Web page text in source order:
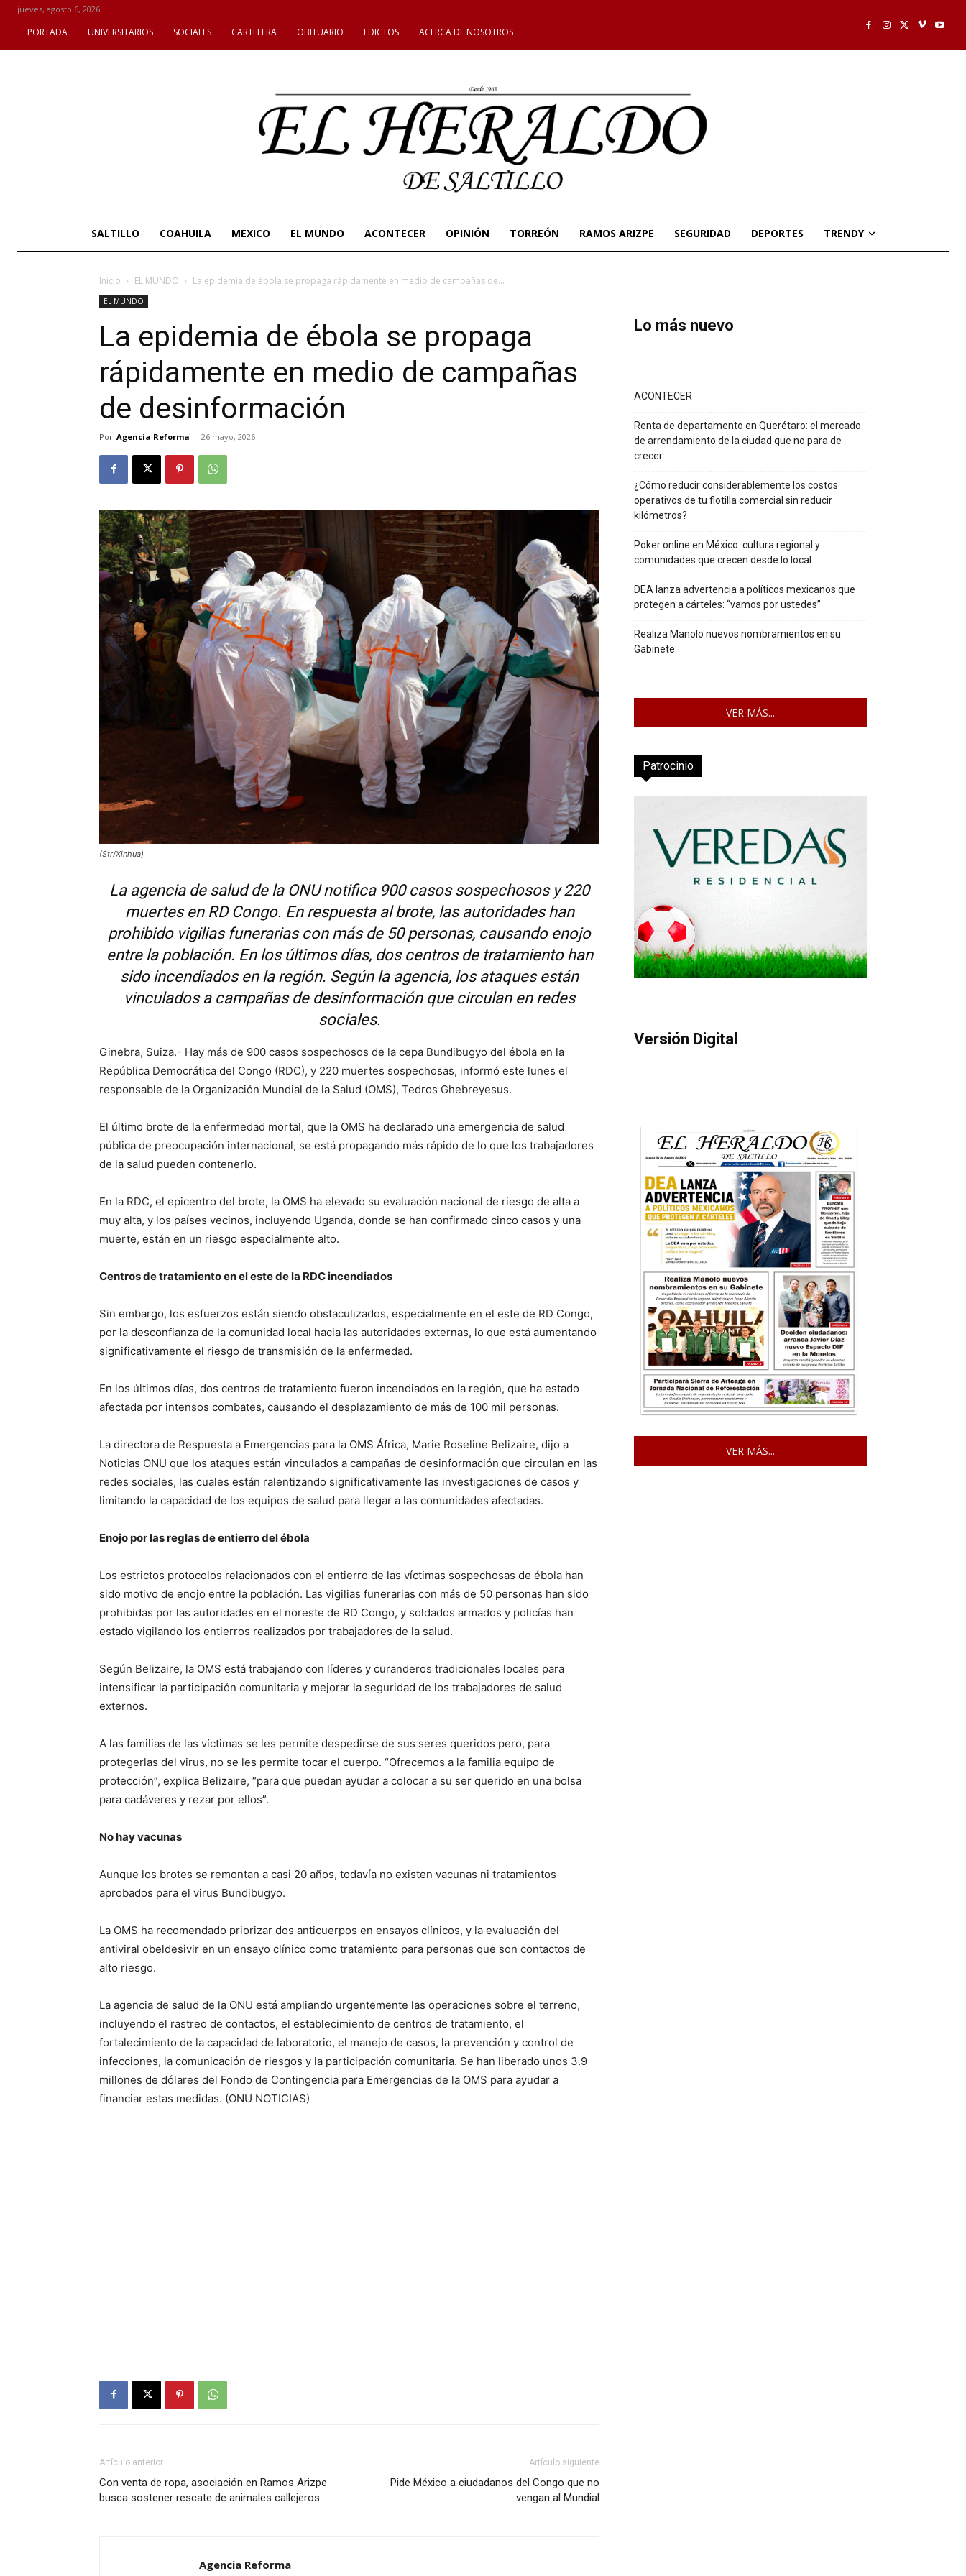
jueves, agosto 6, 2026
PORTADA UNIVERSITARIOS SOCIALES CARTELERA OBITUARIO EDICTOS ACERCA DE NOSOTROS
SALTILLO COAHUILA MEXICO EL MUNDO ACONTECER OPINIÓN TORREÓN RAMOS ARIZPE SEGURIDAD DEPORTES TRENDY
Inicio EL MUNDO La epidemia de ébola se propaga rápidamente en medio de campañas de...
EL MUNDO
La epidemia de ébola se propaga
rápidamente en medio de campañas
de desinformación
Por Agencia Reforma - 26 mayo, 2026
(Str/Xinhua)
La agencia de salud de la ONU notifica 900 casos sospechosos y 220
muertes en RD Congo. En respuesta al brote, las autoridades han
prohibido vigilias funerarias con más de 50 personas, causando enojo
entre la población. En los últimos días, dos centros de tratamiento han
sido incendiados en la región. Según la agencia, los ataques están
vinculados a campañas de desinformación que circulan en redes
sociales.
Ginebra, Suiza.- Hay más de 900 casos sospechosos de la cepa Bundibugyo del ébola en la
República Democrática del Congo (RDC), y 220 muertes sospechosas, informó este lunes el
responsable de la Organización Mundial de la Salud (OMS), Tedros Ghebreyesus.
El último brote de la enfermedad mortal, que la OMS ha declarado una emergencia de salud
pública de preocupación internacional, se está propagando más rápido de lo que los trabajadores
de la salud pueden contenerlo.
En la RDC, el epicentro del brote, la OMS ha elevado su evaluación nacional de riesgo de alta a
muy alta, y los países vecinos, incluyendo Uganda, donde se han confirmado cinco casos y una
muerte, están en un riesgo especialmente alto.
Centros de tratamiento en el este de la RDC incendiados
Sin embargo, los esfuerzos están siendo obstaculizados, especialmente en el este de RD Congo,
por la desconfianza de la comunidad local hacia las autoridades externas, lo que está aumentando
significativamente el riesgo de transmisión de la enfermedad.
En los últimos días, dos centros de tratamiento fueron incendiados en la región, que ha estado
afectada por intensos combates, causando el desplazamiento de más de 100 mil personas.
La directora de Respuesta a Emergencias para la OMS África, Marie Roseline Belizaire, dijo a
Noticias ONU que los ataques están vinculados a campañas de desinformación que circulan en las
redes sociales, las cuales están ralentizando significativamente las investigaciones de casos y
limitando la capacidad de los equipos de salud para llegar a las comunidades afectadas.
Enojo por las reglas de entierro del ébola
Los estrictos protocolos relacionados con el entierro de las víctimas sospechosas de ébola han
sido motivo de enojo entre la población. Las vigilias funerarias con más de 50 personas han sido
prohibidas por las autoridades en el noreste de RD Congo, y soldados armados y policías han
estado vigilando los entierros realizados por trabajadores de la salud.
Según Belizaire, la OMS está trabajando con líderes y curanderos tradicionales locales para
intensificar la participación comunitaria y mejorar la seguridad de los trabajadores de salud
externos.
A las familias de las víctimas se les permite despedirse de sus seres queridos pero, para
protegerlas del virus, no se les permite tocar el cuerpo. “Ofrecemos a la familia equipo de
protección”, explica Belizaire, “para que puedan ayudar a colocar a su ser querido en una bolsa
para cadáveres y rezar por ellos”.
No hay vacunas
Aunque los brotes se remontan a casi 20 años, todavía no existen vacunas ni tratamientos
aprobados para el virus Bundibugyo.
La OMS ha recomendado priorizar dos anticuerpos en ensayos clínicos, y la evaluación del
antiviral obeldesivir en un ensayo clínico como tratamiento para personas que son contactos de
alto riesgo.
La agencia de salud de la ONU está ampliando urgentemente las operaciones sobre el terreno,
incluyendo el rastreo de contactos, el establecimiento de centros de tratamiento, el
fortalecimiento de la capacidad de laboratorio, el manejo de casos, la prevención y control de
infecciones, la comunicación de riesgos y la participación comunitaria. Se han liberado unos 3.9
millones de dólares del Fondo de Contingencia para Emergencias de la OMS para ayudar a
financiar estas medidas. (ONU NOTICIAS)
Artículo anterior
Con venta de ropa, asociación en Ramos Arizpe
busca sostener rescate de animales callejeros
Artículo siguiente
Pide México a ciudadanos del Congo que no
vengan al Mundial
Agencia Reforma
Lo más nuevo
ACONTECER
Renta de departamento en Querétaro: el mercado
de arrendamiento de la ciudad que no para de
crecer
¿Cómo reducir considerablemente los costos
operativos de tu flotilla comercial sin reducir
kilómetros?
Poker online en México: cultura regional y
comunidades que crecen desde lo local
DEA lanza advertencia a políticos mexicanos que
protegen a cárteles: “vamos por ustedes”
Realiza Manolo nuevos nombramientos en su
Gabinete
VER MÁS...
Patrocinio
Versión Digital
VER MÁS...